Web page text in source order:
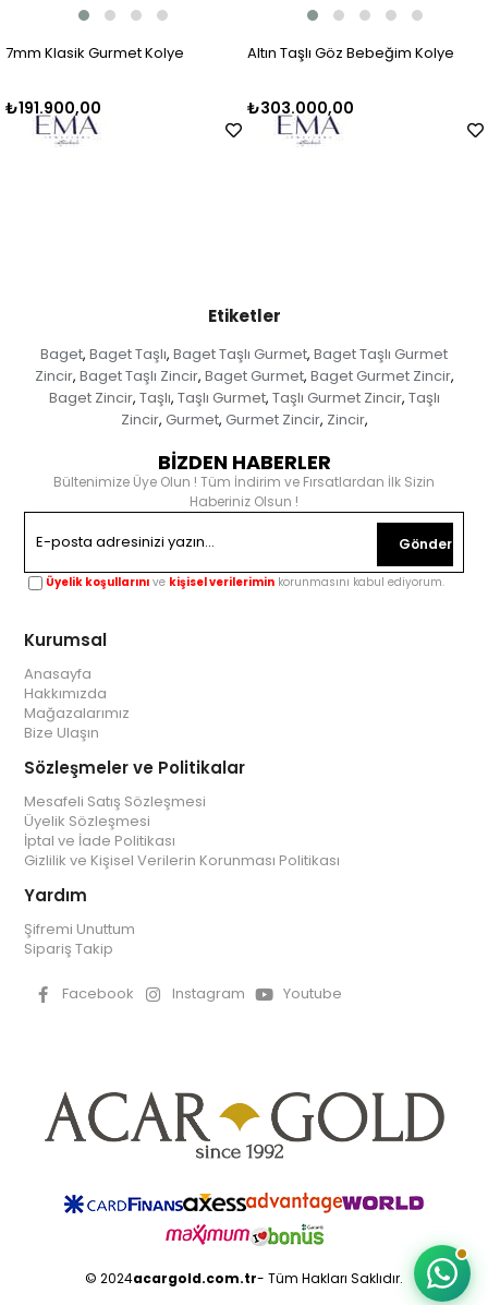
7mm Klasik Gurmet Kolye
₺191.900,00
Altın Taşlı Göz Bebeğim Kolye
₺303.000,00
Etiketler
Baget, Baget Taşlı, Baget Taşlı Gurmet, Baget Taşlı Gurmet
Zincir, Baget Taşlı Zincir, Baget Gurmet, Baget Gurmet Zincir,
Baget Zincir, Taşlı, Taşlı Gurmet, Taşlı Gurmet Zincir, Taşlı
Zincir, Gurmet, Gurmet Zincir, Zincir,
BİZDEN HABERLER
Bültenimize Üye Olun ! Tüm İndirim ve Fırsatlardan İlk Sizin
Haberiniz Olsun !
Gönder
Üyelik koşullarını ve kişisel verilerimin korunmasını kabul ediyorum.
Kurumsal
Anasayfa
Hakkımızda
Mağazalarımız
Bize Ulaşın
Sözleşmeler ve Politikalar
Mesafeli Satış Sözleşmesi
Üyelik Sözleşmesi
İptal ve İade Politikası
Gizlilik ve Kişisel Verilerin Korunması Politikası
Yardım
Şifremi Unuttum
Sipariş Takip
Facebook Instagram Youtube
© 2024acargold.com.tr- Tüm Hakları Saklıdır.